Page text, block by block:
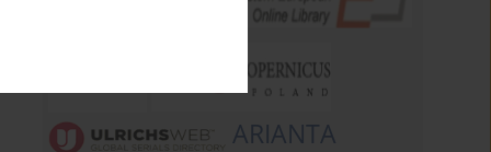
ARIANTA